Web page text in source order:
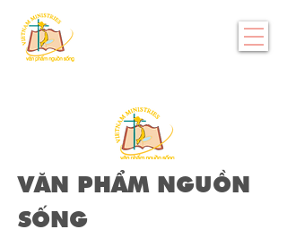
VĂN PHẨM NGUỒN
SỐNG